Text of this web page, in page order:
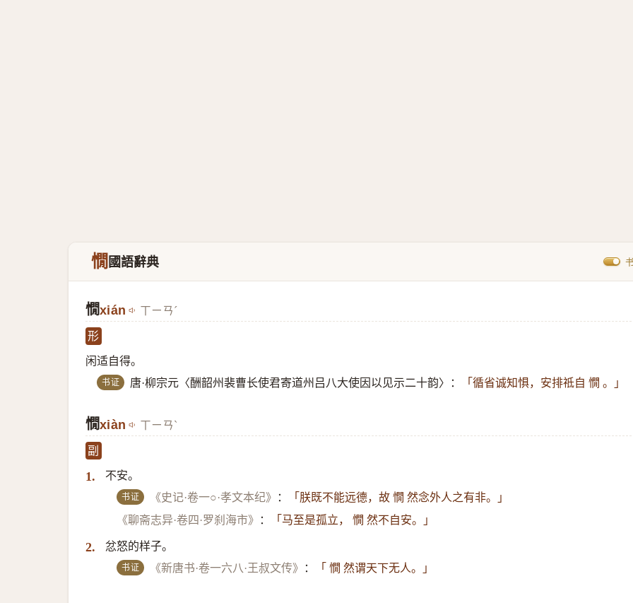
憪國語辭典
憪xián ㄒㄧㄢˊ
形
闲适自得。
书证 唐·柳宗元〈酬韶州裴曹长使君寄道州吕八大使因以见示二十韵〉： 「循省诚知惧，安排祗自 憪 。」
憪xiàn ㄒㄧㄢˋ
副
1. 不安。
书证 《史记·卷一○·孝文本纪》 ：
「朕既不能远德，故 憪 然念外人之有非。」
《聊斋志异·卷四·罗刹海市》
： 「马至是孤立， 憪 然不自安。」
2. 忿怒的样子。
书证 《新唐书·卷一六八·王叔文传》 ： 「 憪 然谓天下无人。」